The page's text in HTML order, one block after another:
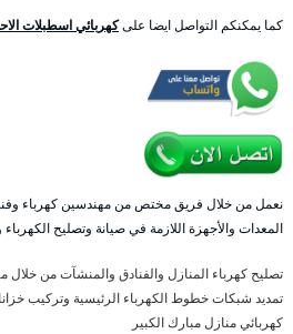
كما يمكنكم التواصل ايضا علىكهربائي اسطبلات
نعمل من خلال فريق مختص من مهندسين كهرباء
المعدات والأجهزة اللازمة في صيانة وتصليح
تصليح كهرباء المنازل والفنادق والمنشآت من
تمديد شبكات خطوط الكهرباء الرئيسية وتركيب
كهربائي منازل مبارك الكبير